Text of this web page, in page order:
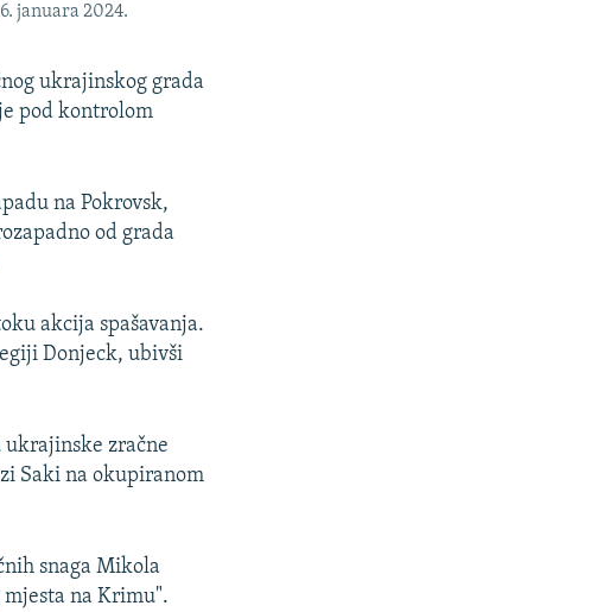
januara 2024.
ukrajinskog grada
pod kontrolom
na Pokrovsk,
od grada
akcija spašavanja.
Donjeck, ubivši
ukrajinske zračne
Saki na okupiranom
snaga Mikola
mjesta na Krimu".